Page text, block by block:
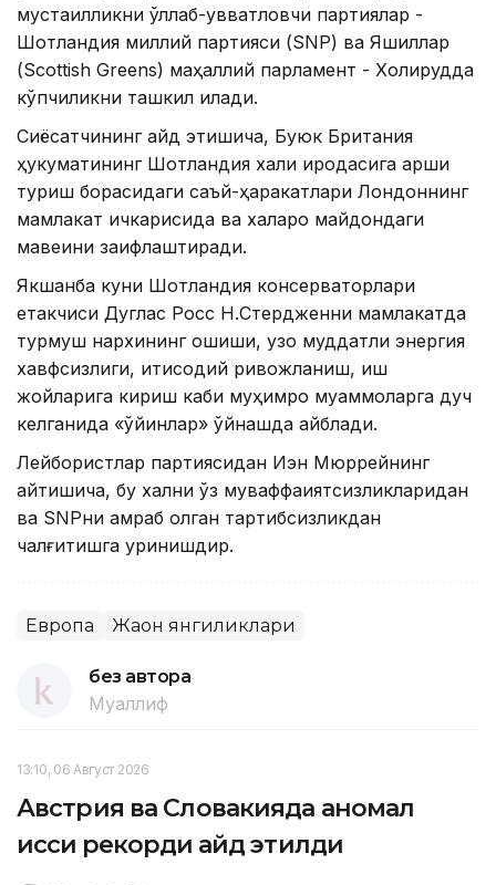
мустақилликни қўллаб-қувватловчи партиялар -
Шотландия миллий партияси (SNP) ва Яшиллар
(Scottish Greens) маҳаллий парламент - Холирудда
кўпчиликни ташкил қилади.
Сиёсатчининг қайд этишича, Буюк Британия
ҳукуматининг Шотландия халқи иродасига қарши
туриш борасидаги саъй-ҳаракатлари Лондоннинг
мамлакат ичкарисида ва халқаро майдондаги
мавқеини заифлаштиради.
Якшанба куни Шотландия консерваторлари
етакчиси Дуглас Росс Н.Стердженни мамлакатда
турмуш нархининг ошиши, узоқ муддатли энергия
хавфсизлиги, иқтисодий ривожланиш, иш
жойларига кириш каби муҳимроқ муаммоларга дуч
келганида «ўйинлар» ўйнашда айблади.
Лейбористлар партиясидан Иэн Мюррейнинг
айтишича, бу халқни ўз муваффақиятсизликларидан
ва SNPни қамраб олган тартибсизликдан
чалғитишга уринишдир.
Европа Жаҳон янгиликлари
без автора
Муаллиф
13:10, 06 Август 2026
Австрия ва Словакияда аномал
иссиқ рекорди қайд этилди